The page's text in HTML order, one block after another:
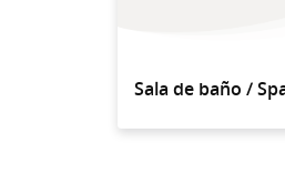
Sala de baño /